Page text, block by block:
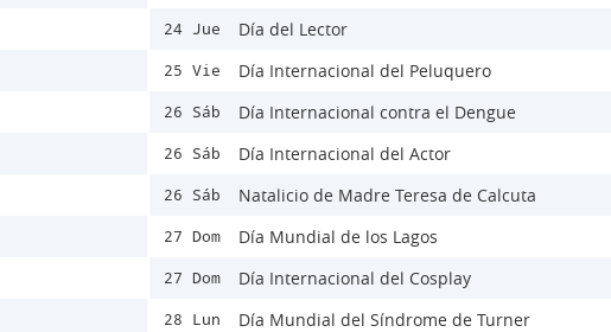
24 Jue Día del Lector
25 Vie Día Internacional del Peluquero
26 Sáb Día Internacional contra el Dengue
26 Sáb Día Internacional del Actor
26 Sáb Natalicio de Madre Teresa de Calcuta
27 Dom Día Mundial de los Lagos
27 Dom Día Internacional del Cosplay
28 Lun Día Mundial del Síndrome de Turner